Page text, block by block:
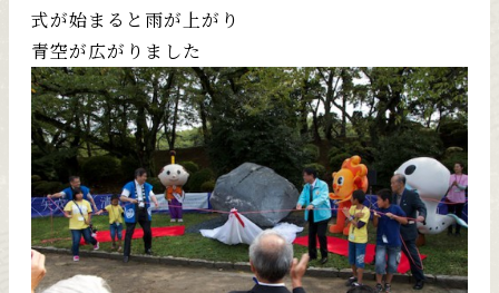
式が始まると雨が上がり
青空が広がりました